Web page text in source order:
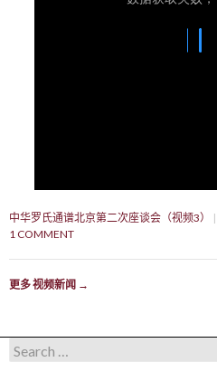
中华罗氏通谱北京第二次座谈会（视频3）
1 COMMENT
更多 视频新闻 →
Search for: